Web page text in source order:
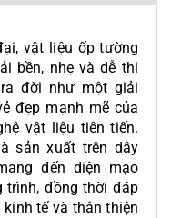
vật liệu ốp tường
bền, nhẹ và dễ thi
đời như một giải
đẹp mạnh mẽ của
vật liệu tiên tiến.
sản xuất trên dây
đến diện mạo
trình, đồng thời đáp
tế và thân thiện